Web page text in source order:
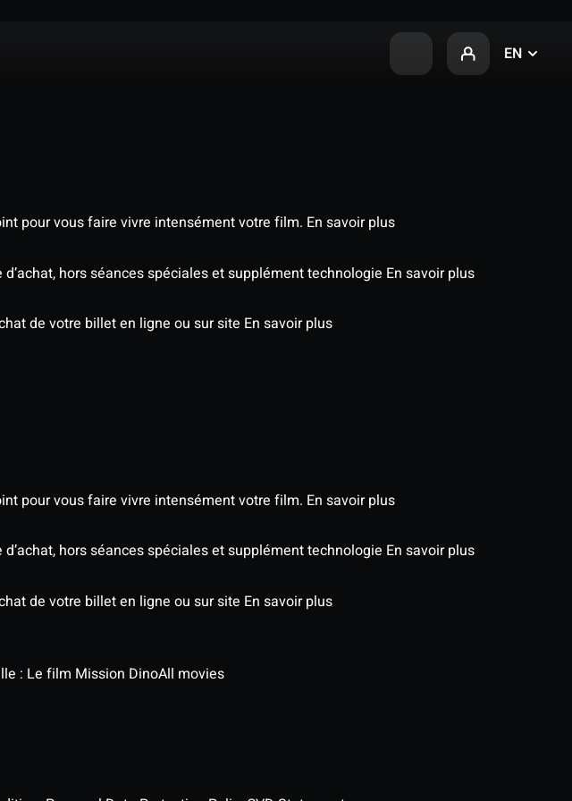
EN
pour vous faire vivre intensément votre film. En savoir plus
hors séances spéciales et supplément technologie En savoir plus
de votre billet en ligne ou sur site En savoir plus
pour vous faire vivre intensément votre film. En savoir plus
hors séances spéciales et supplément technologie En savoir plus
de votre billet en ligne ou sur site En savoir plus
: Le film Mission DinoAll movies